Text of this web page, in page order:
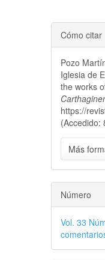
Cómo citar
Pozo
Iglesia de
the works
https://
(Accedido:
Más
Número
Vol. 33